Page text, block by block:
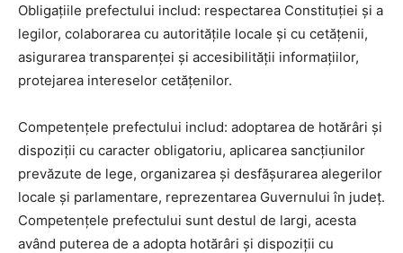
Obligațiile prefectului includ: respectarea Constituției și a
legilor, colaborarea cu autoritățile locale și cu cetățenii,
asigurarea transparenței și accesibilității informațiilor,
protejarea intereselor cetățenilor.
Competențele prefectului includ: adoptarea de hotărâri și
dispoziții cu caracter obligatoriu, aplicarea sancțiunilor
prevăzute de lege, organizarea și desfășurarea alegerilor
locale și parlamentare, reprezentarea Guvernului în județ.
Competențele prefectului sunt destul de largi, acesta
având puterea de a adopta hotărâri și dispoziții cu